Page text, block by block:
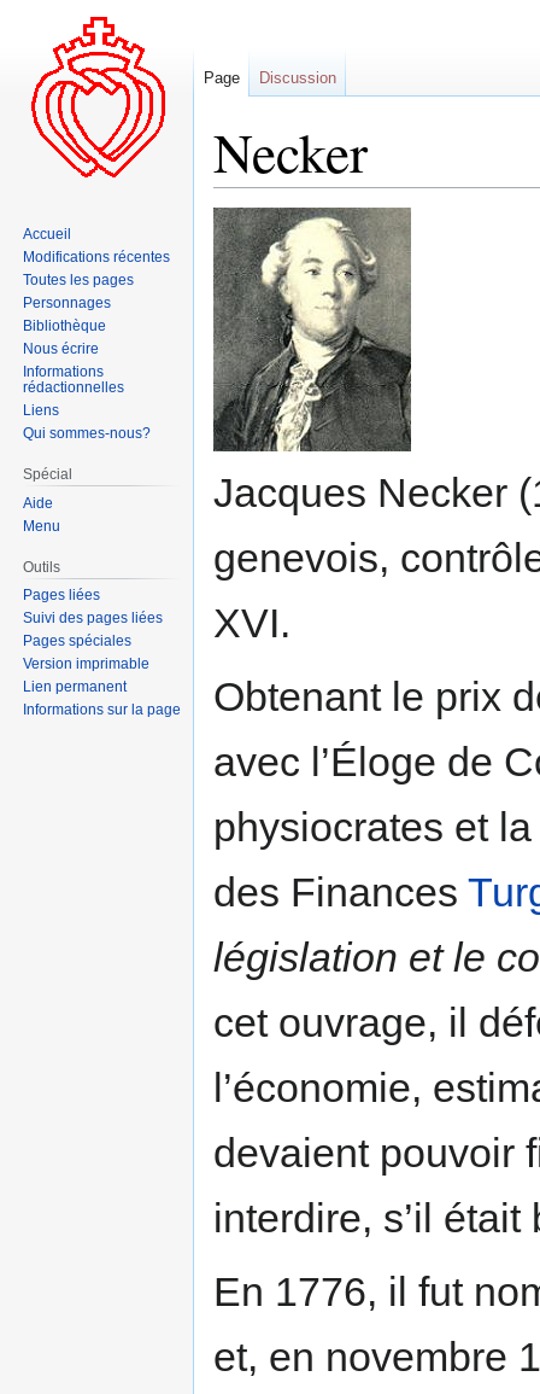
Necker
Aller
à
la
navigation
Aller
à
la
recherche
Jacques Necker
genevois,
XVI.
Obtenant le prix
avec l’Éloge de
physiocrates et
des Finances
législation et le
cet ouvrage, il
l’économie,
devaient pouvoir
interdire, s’il était
En 1776, il fut
et, en novembre
Page Discussion
Accueil
Modifications récentes
Toutes les pages
Personnages
Bibliothèque
Nous écrire
Informations
rédactionnelles
Liens
Qui sommes-nous?
Spécial
Aide
Menu
Outils
Pages liées
Suivi des pages liées
Pages spéciales
Version imprimable
Lien permanent
Informations sur la page